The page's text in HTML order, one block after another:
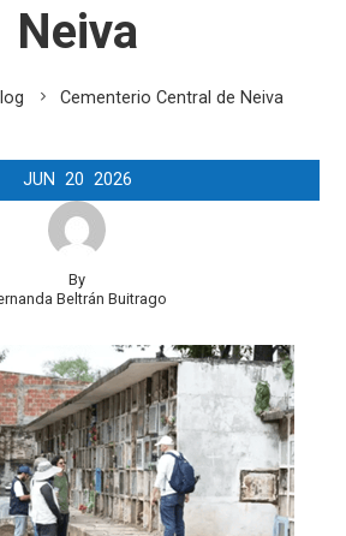
Neiva
Cementerio Central de Neiva
JUN 20 2026
By
Beltrán Buitrago